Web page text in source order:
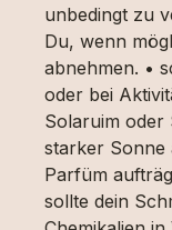
unbedingt zu
Du, wenn
abnehmen. •
oder bei
Solaruim oder
starker Sonne
Parfüm
sollte dein